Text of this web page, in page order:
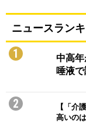
ニュースラン
1
中高
唾液
2
【「介
高いの